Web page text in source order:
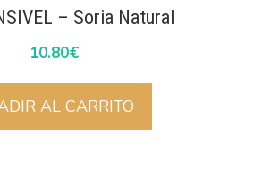
– Soria Natural
10.80€
AL CARRITO